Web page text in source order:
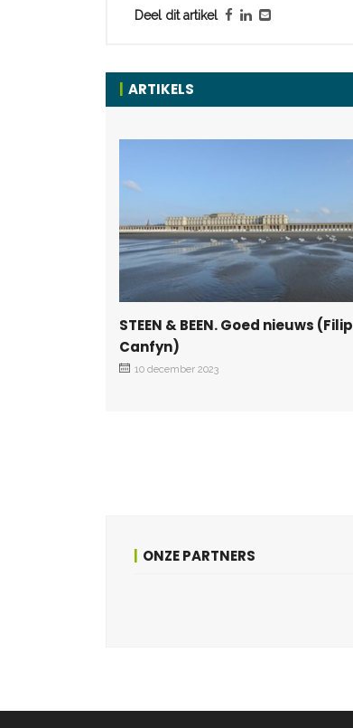
Deel dit artikel
ARTIKELS
STEEN & BEEN. Goed nieuws (Filip
Canfyn)
10 december 2023
ONZE PARTNERS